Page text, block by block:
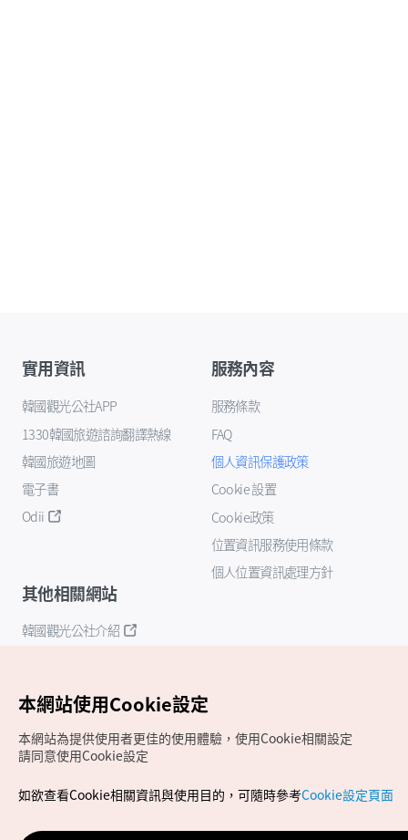
實用資訊
韓國觀光公社APP
1330韓國旅遊諮詢翻譯熱線
韓國旅遊地圖
電子書
Odii
服務內容
服務條款
FAQ
個人資訊保護政策
Cookie 設置
Cookie政策
位置資訊服務使用條款
個人位置資訊處理方針
其他相關網站
韓國觀光公社介紹
Copyrights (c) 韓國觀光公社版權所有
如有相關疑問或建議，歡迎來信至官方信箱
本網站使用Cookie設定
本網站為提供使用者更佳的使用體驗，使用Cookie相關設定
請同意使用Cookie設定
如欲查看Cookie相關資訊與使用目的，可隨時參考Cookie設定頁面